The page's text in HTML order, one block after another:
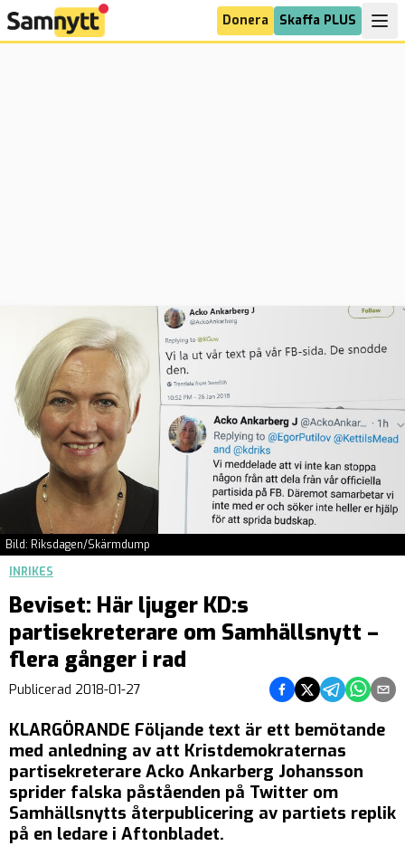
Donera Skaffa PLUS
Bild: Riksdagen/Skärmdump
INRIKES
Beviset: Här ljuger KD:s
partisekreterare om Samhällsnytt –
flera gånger i rad
Publicerad 2018-01-27 Dela på Facebook
Dela på Twitter
Dela påDela på
Dela
KLARGÖRANDE Följande text är ett bemötande
med anledning av att Kristdemokraternas
partisekreterare Acko Ankarberg Johansson
sprider falska påståenden på Twitter om
Samhällsnytts återpublicering av partiets replik
på en ledare i Aftonbladet.